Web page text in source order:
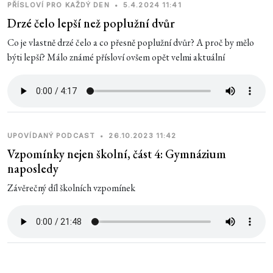
PŘÍSLOVÍ PRO KAŽDÝ DEN • 5.4.2024 11:41
Drzé čelo lepší než poplužní dvůr
Co je vlastně drzé čelo a co přesně poplužní dvůr? A proč by mělo
býti lepší? Málo známé přísloví ovšem opět velmi aktuální
UPOVÍDANÝ PODCAST • 26.10.2023 11:42
Vzpomínky nejen školní, část 4: Gymnázium
naposledy
Závěrečný díl školních vzpomínek